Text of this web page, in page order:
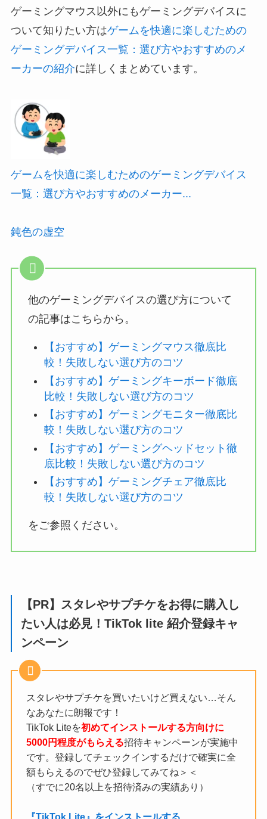
ゲーミングマウス以外にもゲーミングデバイスに
ついて知りたい方はゲームを快適に楽しむための
ゲーミングデバイス一覧：選び方やおすすめのメ
ーカーの紹介に詳しくまとめています。
ゲームを快適に楽しむためのゲーミングデバイス
一覧：選び方やおすすめのメーカー...
鈍色の虚空
他のゲーミングデバイスの選び方について
の記事はこちらから。
【おすすめ】ゲーミングマウス徹底比
較！失敗しない選び方のコツ
【おすすめ】ゲーミングキーボード徹底
比較！失敗しない選び方のコツ
【おすすめ】ゲーミングモニター徹底比
較！失敗しない選び方のコツ
【おすすめ】ゲーミングヘッドセット徹
底比較！失敗しない選び方のコツ
【おすすめ】ゲーミングチェア徹底比
較！失敗しない選び方のコツ
をご参照ください。
【PR】スタレやサプチケをお得に購入し
たい人は必見！TikTok lite 紹介登録キャ
ンペーン
スタレやサプチケを買いたいけど買えない…そん
なあなたに朗報です！
TikTok Liteを初めてインストールする方向けに
5000円程度がもらえる招待キャンペーンが実施中
です。登録してチェックインするだけで確実に全
額もらえるのでぜひ登録してみてね＞＜
（すでに20名以上を招待済みの実績あり）
『TikTok Lite』をインストールする